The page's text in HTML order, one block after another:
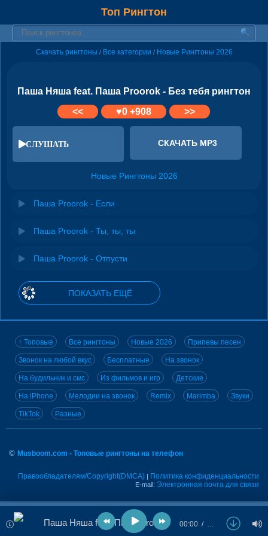
Топ Рингтон
Скачать рингтоны / Все категории / Новые Рингтоны 2026
Паша Няша feat. Паша Proorok - Без тебя рингтон
<<
♥0+908 >>
СЛУШАТЬ СКАЧАТЬ MP3
Новые Рингтоны 2026
Паша Proorok - Если
Паша Proorok - Ты, ты, ты
Паша Proorok - Отпусти
ПОКАЗАТЬ ЕЩЁ
↑ Топовые Все рингтоны Новые 2026 Припевы песен
Звонок на любой вкус Бесплатные На звонок
На будильник и смс Из фильмов и игр Детские
На iPhone Мелодии на звонок Remix Marimba Звуки
TikTok Разные
© Musboom.com - Топовые рингтоны на телефон
Правообладателям/Copyright(DMCA) | Политика конфиденциальности
E-mail: Электронная почта для связи
Паша Няша feat. Паша Proorok - Без тебя 00:00 …